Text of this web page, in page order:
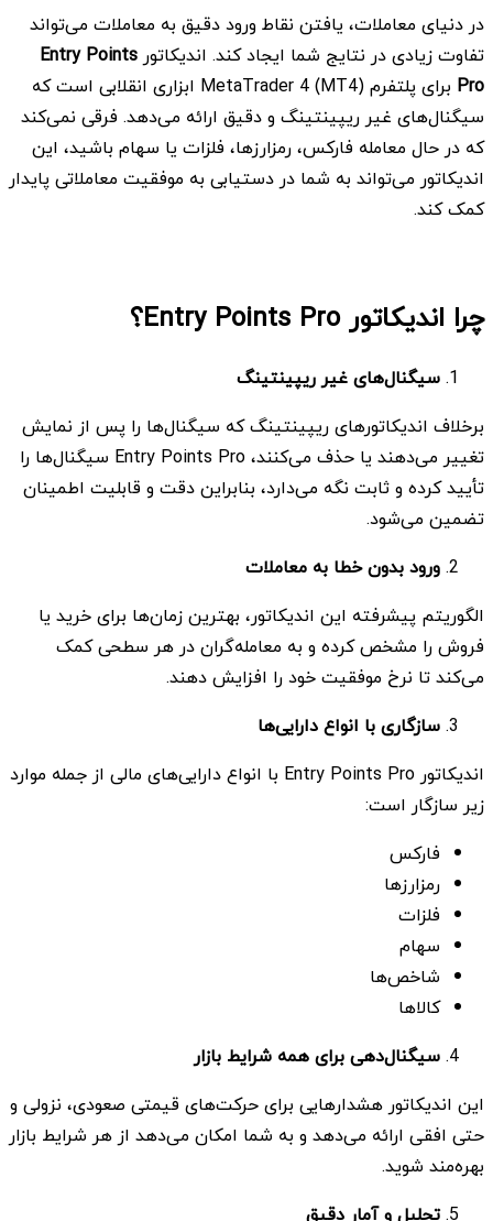
در دنیای معاملات، یافتن نقاط ورود دقیق به معاملات می‌تواند
تفاوت زیادی در نتایج شما ایجاد کند. اندیکاتورEntry Points
Pro
برای پلتفرم MetaTrader 4 (MT4) ابزاری انقلابی است که
سیگنال‌های غیر ریپینتینگ و دقیق ارائه می‌دهد. فرقی نمی‌کند
که در حال معامله فارکس، رمزارزها، فلزات یا سهام باشید، این
اندیکاتور می‌تواند به شما در دستیابی به موفقیت معاملاتی پایدار
کمک کند.
چرا اندیکاتور Entry Points Pro؟
سیگنال‌های غیر ریپینتینگ
برخلاف اندیکاتورهای ریپینتینگ که سیگنال‌ها را پس از نمایش
تغییر می‌دهند یا حذف می‌کنند، Entry Points Pro سیگنال‌ها را
تأیید کرده و ثابت نگه می‌دارد، بنابراین دقت و قابلیت اطمینان
تضمین می‌شود.
ورود بدون خطا به معاملات
الگوریتم پیشرفته این اندیکاتور، بهترین زمان‌ها برای خرید یا
فروش را مشخص کرده و به معامله‌گران در هر سطحی کمک
می‌کند تا نرخ موفقیت خود را افزایش دهند.
سازگاری با انواع دارایی‌ها
اندیکاتور Entry Points Pro با انواع دارایی‌های مالی از جمله موارد
زیر سازگار است:
فارکس
رمزارزها
فلزات
سهام
شاخص‌ها
کالاها
سیگنال‌دهی برای همه شرایط بازار
این اندیکاتور هشدارهایی برای حرکت‌های قیمتی صعودی، نزولی و
حتی افقی ارائه می‌دهد و به شما امکان می‌دهد از هر شرایط بازار
بهره‌مند شوید.
تحلیل و آمار دقیق